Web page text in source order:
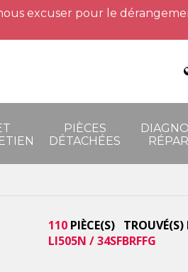
excuser pour le
PIÈCES
DÉTACHÉES
110 PIÈCE(S) TROUVÉ(S)
LI505N / 34SFBRFFG